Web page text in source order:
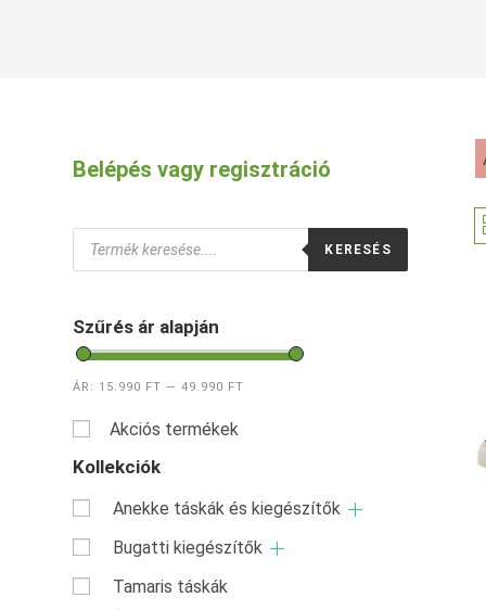
Belépés vagy regisztráció
Products
search
KERESÉS
Szűrés ár alapján
ÁR: 15.990 FT —49.990 FT
Akciós termékek
Kollekciók
Anekke táskák és kiegészítők
Bugatti kiegészítők
Tamaris táskák